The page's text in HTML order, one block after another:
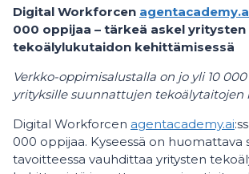
Digital Workforcen
000 oppijaa – tärkeä askel yritysten
tekoälylukutaidon kehittämisessä
Verkko-oppimisalustalla on jo yli 10
yrityksille suunnattujen tekoälytaitojen
Digital Workforcen agentacademy.ai
000 oppijaa. Kyseessä on huomattava
tavoitteessa vauhdittaa yritysten